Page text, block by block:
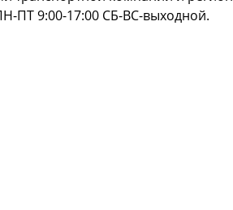
ПТ 9:00-17:00 СБ-ВС-выходной.